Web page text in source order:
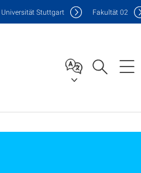
Universität Stuttgart Fakultät02